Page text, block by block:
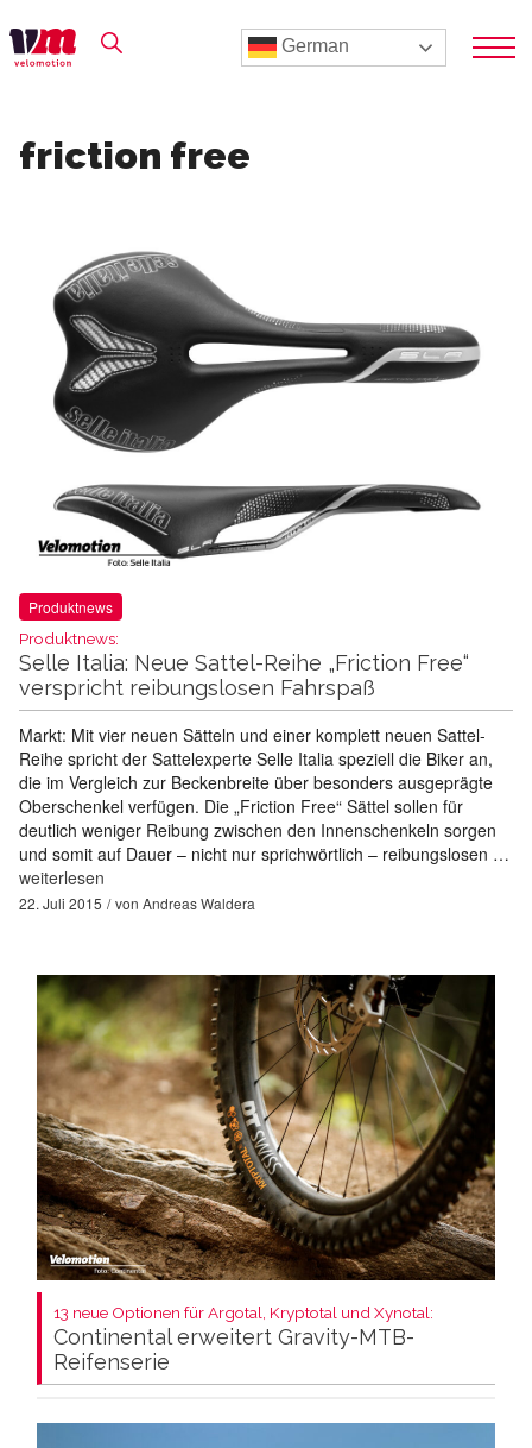
German
friction free
Produktnews
Produktnews:
Selle Italia: Neue Sattel-Reihe „Friction Free“
verspricht reibungslosen Fahrspaß
Markt: Mit vier neuen Sätteln und einer komplett neuen Sattel-
Reihe spricht der Sattelexperte Selle Italia speziell die Biker an,
die im Vergleich zur Beckenbreite über besonders ausgeprägte
Oberschenkel verfügen. Die „Friction Free“ Sättel sollen für
deutlich weniger Reibung zwischen den Innenschenkeln sorgen
und somit auf Dauer – nicht nur sprichwörtlich – reibungslosen …
weiterlesen
22. Juli 2015 von Andreas Waldera
13 neue Optionen für Argotal, Kryptotal und Xynotal:
Continental erweitert Gravity-MTB-
Reifenserie